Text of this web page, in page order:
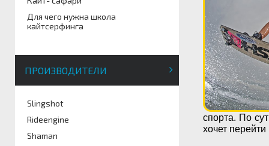
Для чего нужна школа
кайтсерфинга
ПРОИЗВОДИТЕЛИ
Slingshot
Rideengine
Shaman
спорта. По
хочет